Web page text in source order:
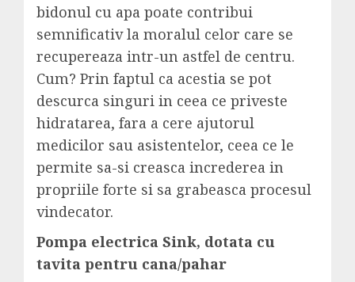
bidonul cu apa poate contribui
semnificativ la moralul celor care se
recupereaza intr-un astfel de centru.
Cum? Prin faptul ca acestia se pot
descurca singuri in ceea ce priveste
hidratarea, fara a cere ajutorul
medicilor sau asistentelor, ceea ce le
permite sa-si creasca increderea in
propriile forte si sa grabeasca procesul
vindecator.
Pompa electrica Sink, dotata cu
tavita pentru cana/pahar